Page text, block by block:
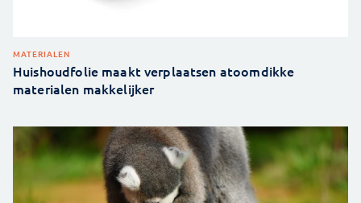
MATERIALEN
Huishoudfolie maakt verplaatsen atoomdikke
materialen makkelijker